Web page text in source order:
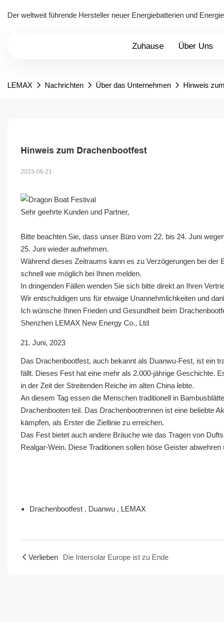
Der weltweit führende Hersteller neuer Energiebatterien und
Zuhause Über Uns
LEMAX Nachrichten Über das Unternehmen Hinweis
Hinweis zum Drachenbootfest
2023-06-21
Sehr geehrte Kunden und Partner,
Bitte beachten Sie, dass unser Büro vom 22. bis 24. Juni
25. Juni wieder aufnehmen.
Während dieses Zeitraums kann es zu Verzögerungen bei
schnell wie möglich bei Ihnen melden.
In dringenden Fällen wenden Sie sich bitte direkt an Ihren
Wir entschuldigen uns für etwaige Unannehmlichkeiten und
Ich wünsche Ihnen Frieden und Gesundheit beim
Shenzhen LEMAX New Energy Co., Ltd
21. Juni, 2023
Das Drachenbootfest, auch bekannt als Duanwu-Fest, ist ein
fällt. Dieses Fest hat eine mehr als 2.000-jährige Geschichte.
in der Zeit der Streitenden Reiche im alten China lebte.
An diesem Tag essen die Menschen traditionell in
Drachenbooten teil. Das Drachenbootrennen ist eine beliebte
kämpfen, als Erster die Ziellinie zu erreichen.
Das Fest bietet auch andere Bräuche wie das Tragen von
Realgar-Wein. Diese Traditionen sollen böse Geister
Drachenbootfest , Duanwu , LEMAX
Verlieben Die Intersolar Europe ist zu Ende